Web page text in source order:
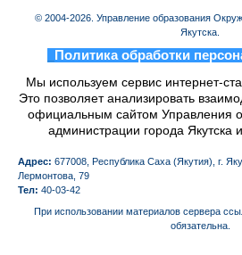
© 2004-2026. Управление образования
Якутска.
Политика обработки
Мы используем сервис интернет-
Это позволяет анализировать
официальным сайтом Управления
администрации города Якутска
Адрес: 677008, Республика Саха (Якутия), г.
Лермонтова, 79
Тел: 40-03-42
При использовании материалов сервера
обязательна.